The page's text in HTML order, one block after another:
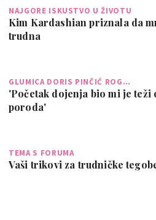
NAJGORE ISKUSTVO U ŽIVOTU
Kim Kardashian priznala da
trudna
GLUMICA DORIS PINČIĆ ROG…
'Početak dojenja bio mi je teži
poroda'
TEMA S FORUMA
Vaši trikovi za trudničke